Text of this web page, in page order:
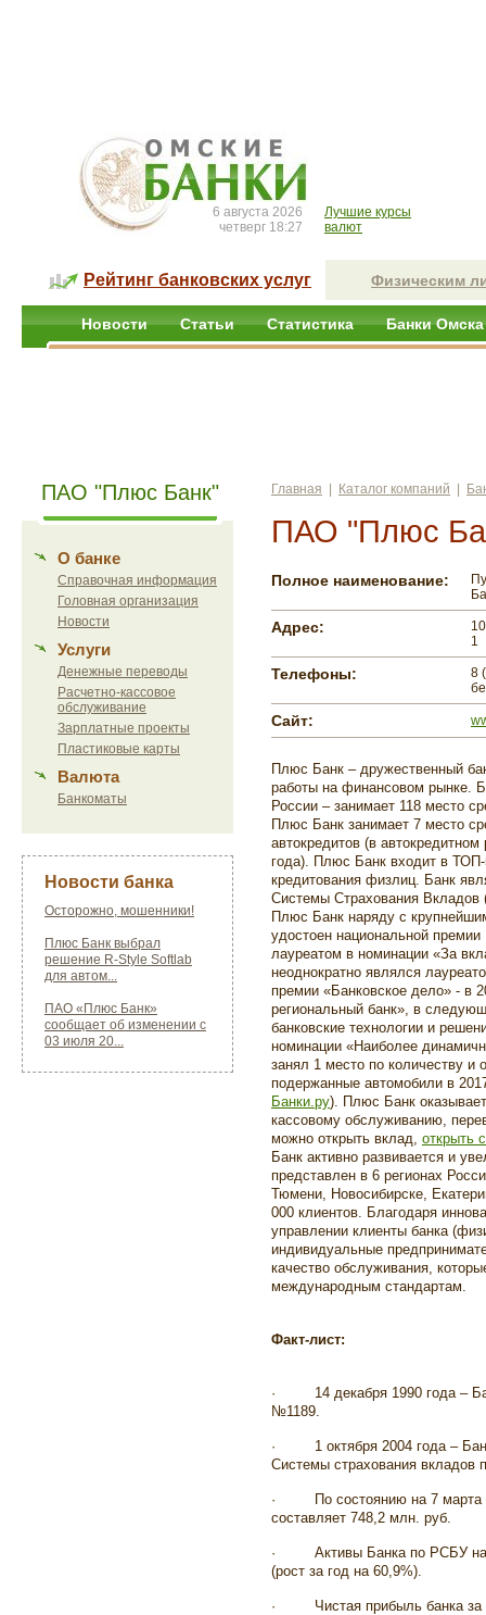
6 августа 2026
четверг 18:27
Лучшие курсы
валют
Рейтинг банковских услуг Физическим
Новости Статьи Статистика Банки Омска
ПАО "Плюс Банк"
О банке
Справочная информация
Головная организация
Новости
Услуги
Денежные переводы
Расчетно-кассовое
обслуживание
Зарплатные проекты
Пластиковые карты
Валюта
Банкоматы
Новости банка
Осторожно, мошенники!
Плюс Банк выбрал
решение R-Style Softlab
для автом...
ПАО «Плюс Банк»
сообщает об изменении с
03 июля 20...
Главная Каталог компаний
ПАО "Плюс
Полное наименование:
Адрес:
1
Телефоны:
8
Сайт:
Плюс Банк – дружественный
работы на финансовом рынке.
России – занимает 118 место
Плюс Банк занимает 7 место
автокредитов (в
года). Плюс Банк входит в ТОП-
кредитования физлиц. Банк
Системы Страхования Вкладов
Плюс Банк наряду с
удостоен национальной
лауреатом в номинации «За
неоднократно являлся
премии «Банковское дело» - в
региональный банк», в
банковские технологии и
номинации «Наиболее
занял 1 место по количеству и
подержанные автомобили в
Банки.ру). Плюс Банк
кассовому обслуживанию,
можно открыть вклад, открыть
Банк активно развивается и
представлен в 6 регионах
Тюмени, Новосибирске,
000 клиентов. Благодаря
управлении клиенты банка
индивидуальные
качество обслуживания,
международным стандартам.
Факт-лист:
·
14 декабря 1990 года –
№1189.
·
1 октября 2004 года –
Системы страхования вкладов
·
По состоянию на 7 марта
составляет 748,2 млн. руб.
·
Активы Банка по РСБУ
(рост за год на 60,9%).
· Чистая прибыль банка